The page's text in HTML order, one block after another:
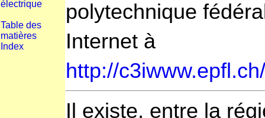
électrique
Table des
matières
Index
polytechnique
Internet à
http://
Il existe, entre la